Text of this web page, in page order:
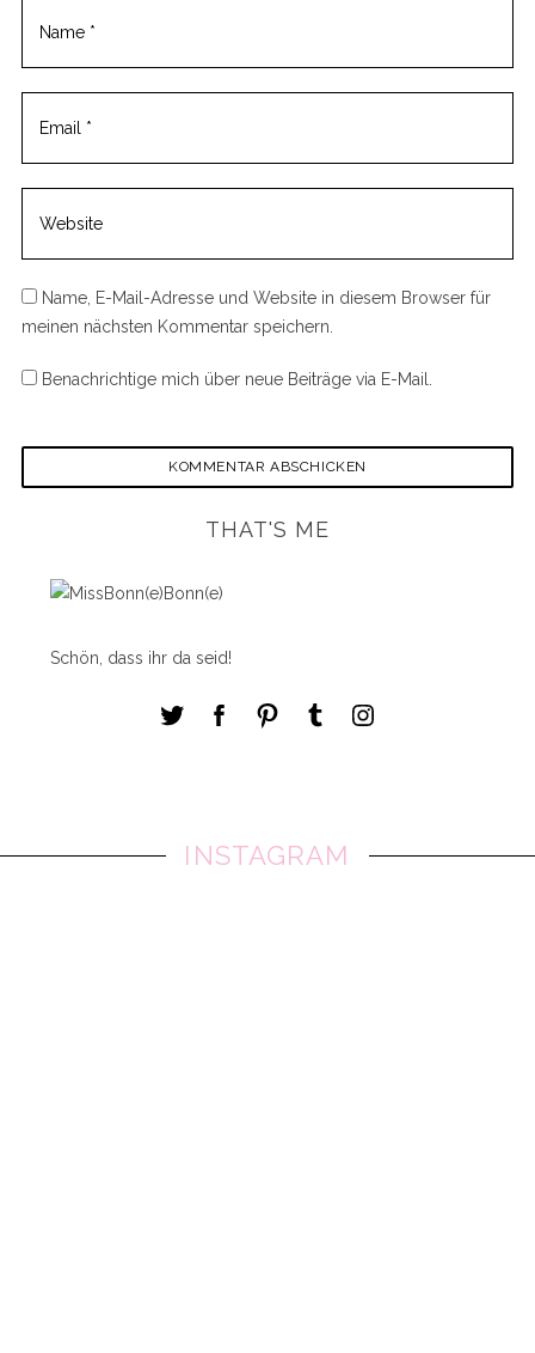
Name, E-Mail-Adresse und Website in diesem Browser für
meinen nächsten Kommentar speichern.
Benachrichtige mich über neue Beiträge via E-Mail.
THAT'S ME
Schön, dass ihr da seid!
INSTAGRAM